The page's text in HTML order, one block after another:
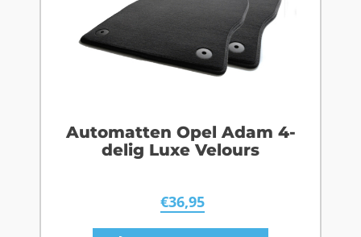
Automatten Opel Adam 4-
delig Luxe Velours
€36,95